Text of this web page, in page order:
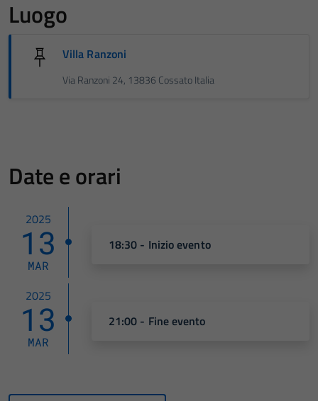
Luogo
Villa Ranzoni
Via Ranzoni 24, 13836 Cossato Italia
Date e orari
2025
13
MAR
18:30 - Inizio evento
2025
13
MAR
21:00 - Fine evento